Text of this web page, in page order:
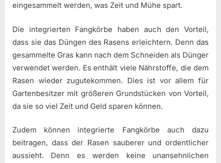
eingesammelt werden, was Zeit und Mühe spart.
Die integrierten Fangkörbe haben auch den Vorteil,
dass sie das Düngen des Rasens erleichtern. Denn das
gesammelte Gras kann nach dem Schneiden als Dünger
verwendet werden. Es enthält viele Nährstoffe, die dem
Rasen wieder zugutekommen. Dies ist vor allem für
Gartenbesitzer mit größeren Grundstücken von Vorteil,
da sie so viel Zeit und Geld sparen können.
Zudem können integrierte Fangkörbe auch dazu
beitragen, dass der Rasen sauberer und ordentlicher
aussieht. Denn es werden keine unansehnlichen